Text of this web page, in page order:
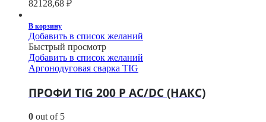
82128,68 ₽
В корзину
Добавить в список желаний
Быстрый просмотр
Добавить в список желаний
Аргонодуговая сварка TIG
ПРОФИ TIG 200 P AC/DC (НАКС)
0 out of 5